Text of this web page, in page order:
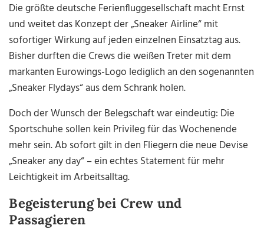
Die größte deutsche Ferienfluggesellschaft macht Ernst
und weitet das Konzept der „Sneaker Airline“ mit
sofortiger Wirkung auf jeden einzelnen Einsatztag aus.
Bisher durften die Crews die weißen Treter mit dem
markanten Eurowings-Logo lediglich an den sogenannten
„Sneaker Flydays“ aus dem Schrank holen.
Doch der Wunsch der Belegschaft war eindeutig: Die
Sportschuhe sollen kein Privileg für das Wochenende
mehr sein. Ab sofort gilt in den Fliegern die neue Devise
„Sneaker any day“ – ein echtes Statement für mehr
Leichtigkeit im Arbeitsalltag.
Begeisterung bei Crew und
Passagieren